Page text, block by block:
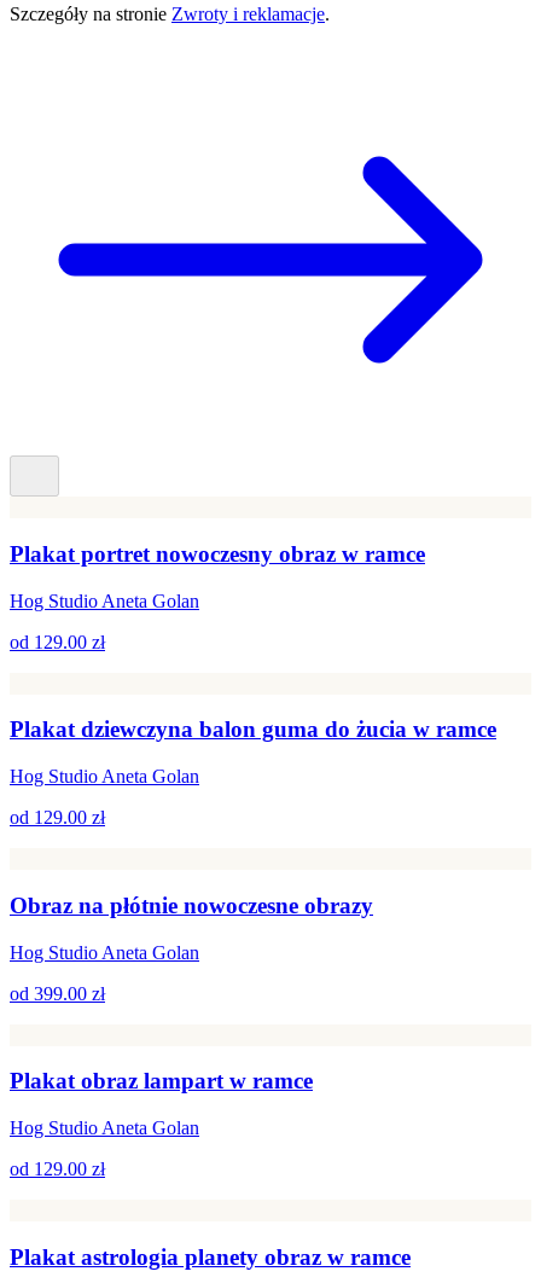
Szczegóły na stronie Zwroty i reklamacje.
Plakat portret nowoczesny obraz w ramce
Hog Studio Aneta Golan
od 129.00 zł
Plakat dziewczyna balon guma do żucia w ramce
Hog Studio Aneta Golan
od 129.00 zł
Obraz na płótnie nowoczesne obrazy
Hog Studio Aneta Golan
od 399.00 zł
Plakat obraz lampart w ramce
Hog Studio Aneta Golan
od 129.00 zł
Plakat astrologia planety obraz w ramce